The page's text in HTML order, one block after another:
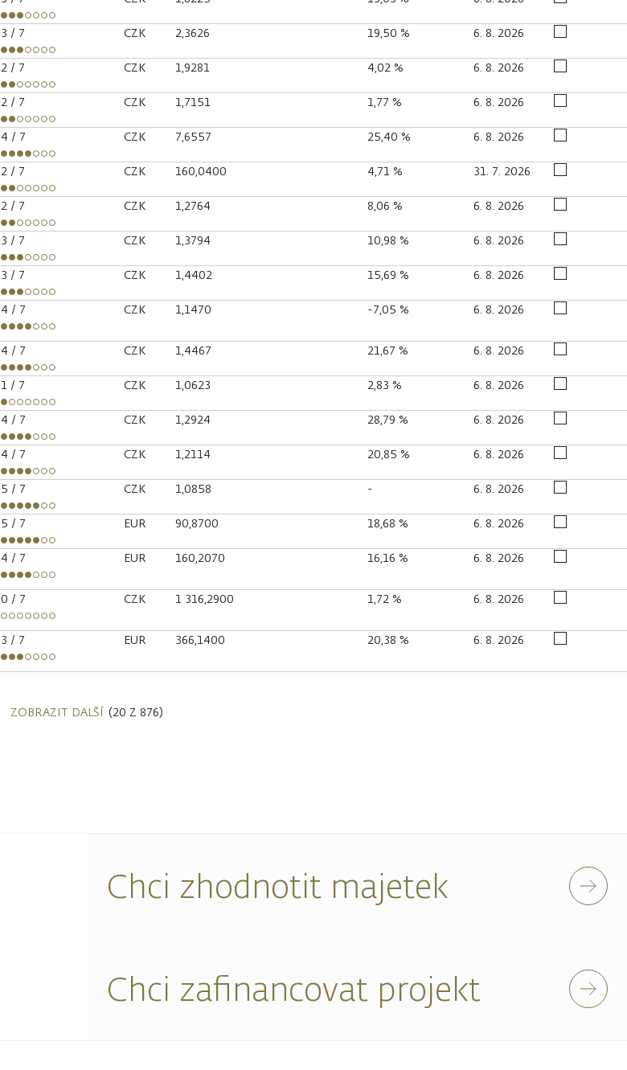
3 / 7 CZK 2,3626 19,50 % 6. 8. 2026
2 / 7 CZK 1,9281 4,02 % 6. 8. 2026
2 / 7 CZK 1,7151 1,77 % 6. 8. 2026
4 / 7 CZK 7,6557 25,40 % 6. 8. 2026
2 / 7 CZK 160,0400 4,71 % 31. 7. 2026
2 / 7 CZK 1,2764 8,06 % 6. 8. 2026
3 / 7 CZK 1,3794 10,98 % 6. 8. 2026
3 / 7 CZK 1,4402 15,69 % 6. 8. 2026
4 / 7 CZK 1,1470 -7,05 % 6. 8. 2026
4 / 7 CZK 1,4467 21,67 % 6. 8. 2026
1 / 7 CZK 1,0623 2,83 % 6. 8. 2026
4 / 7 CZK 1,2924 28,79 % 6. 8. 2026
4 / 7 CZK 1,2114 20,85 % 6. 8. 2026
5 / 7 CZK 1,0858 - 6. 8. 2026
5 / 7 EUR 90,8700 18,68 % 6. 8. 2026
4 / 7 EUR 160,2070 16,16 % 6. 8. 2026
0 / 7 CZK 1 316,2900 1,72 % 6. 8. 2026
3 / 7 EUR 366,1400 20,38 % 6. 8. 2026
ZOBRAZIT DALŠÍ (20 Z 876)
Chci zhodnotit majetek
Chci zafinancovat projekt